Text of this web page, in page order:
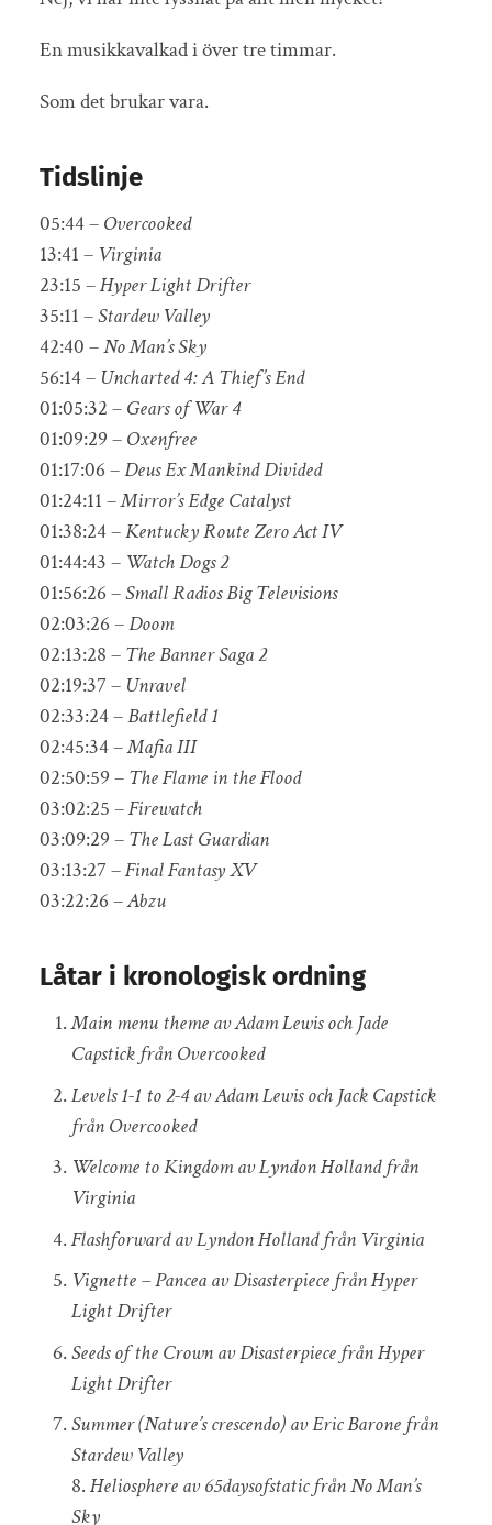
En musikkavalkad i över tre timmar.
Som det brukar vara.
Tidslinje
05:44 – Overcooked
13:41 – Virginia
23:15 –Hyper Light Drifter
35:11 –Stardew Valley
42:40 –No Man’s Sky
56:14 –Uncharted 4: A Thief’s End
01:05:32 – Gears of War 4
01:09:29 – Oxenfree
01:17:06 –Deus Ex Mankind Divided
01:24:11 –Mirror’s Edge Catalyst
01:38:24 –Kentucky Route Zero Act IV
01:44:43 – Watch Dogs 2
01:56:26 –Small Radios Big Televisions
02:03:26 –Doom
02:13:28 – The Banner Saga 2
02:19:37 – Unravel
02:33:24 –Battlefield 1
02:45:34 –Mafia III
02:50:59 – The Flame in the Flood
03:02:25 –Firewatch
03:09:29 – The Last Guardian
03:13:27 –Final Fantasy XV
03:22:26 –Abzu
Låtar i kronologisk ordning
Main menu theme av Adam Lewis och Jade
Capstick från Overcooked
Levels 1-1 to 2-4 av Adam Lewis och Jack Capstick
från Overcooked
Welcome to Kingdom av Lyndon Holland från
Virginia
Flashforward av Lyndon Holland från Virginia
Vignette – Pancea av Disasterpiece från Hyper
Light Drifter
Seeds of the Crown av Disasterpiece från Hyper
Light Drifter
Summer (Nature’s crescendo) av Eric Barone från
Stardew Valley
8.Heliosphere av 65daysofstatic från No Man’s
Sky